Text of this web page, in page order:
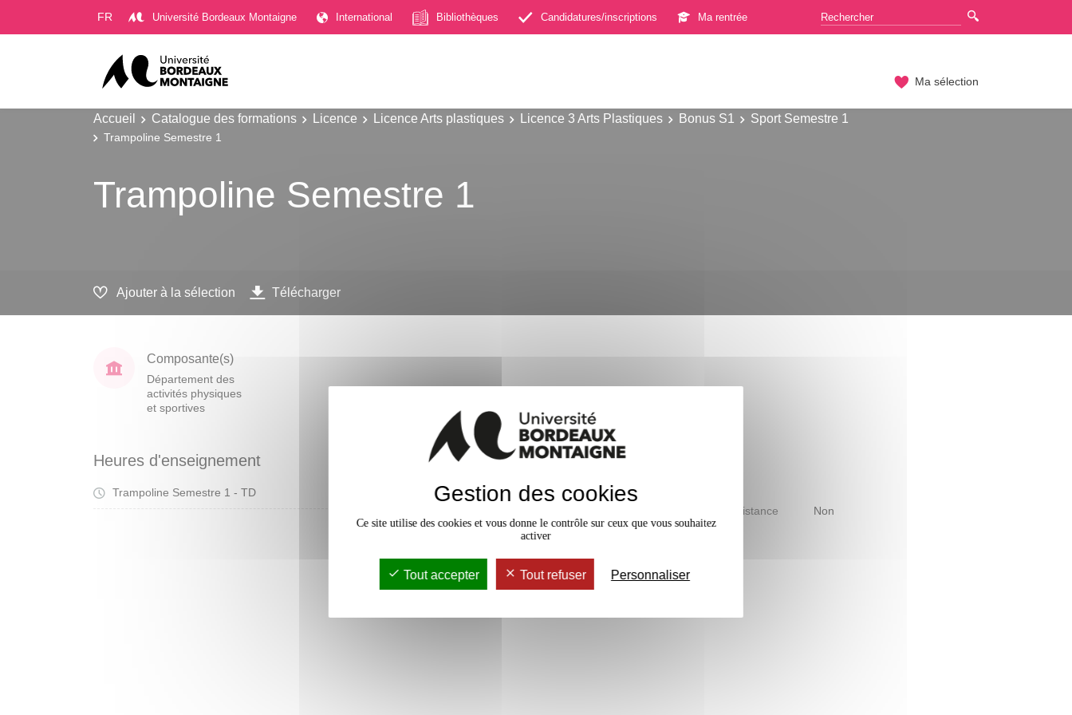
FR Université Bordeaux Montaigne International Bibliothèques Candidatures/inscriptions Ma rentrée
Ma sélection
Accueil Catalogue des formations Licence Licence Arts plastiques Licence 3 Arts Plastiques Bonus S1 Sport Semestre 1
Trampoline Semestre 1
Trampoline Semestre 1
Ajouter à la sélection Télécharger
Composante(s)
Département des
activités physiques
et sportives
Heures d'enseignement
Trampoline Semestre 1 - TD 24h
Accessible à distance Non
Gestion des cookies
Ce site utilise des cookies et vous donne le contrôle sur ceux que vous souhaitez
activer
Tout accepter Tout refuser Personnaliser